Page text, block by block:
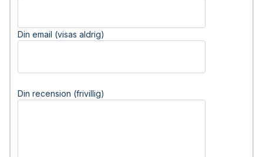
Din email (visas aldrig)
Din recension (frivillig)